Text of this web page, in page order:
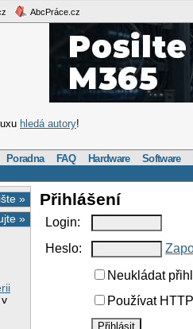
AbcPráce.cz
hledá autory!
Poradna FAQ Hardware Software
»
»
Přihlášení
Login:
Heslo:
Neukládat
Používat